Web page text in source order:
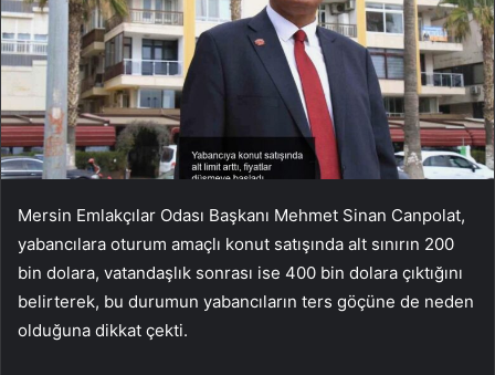
Mersin Emlakçılar Odası Başkanı Mehmet Sinan Canpolat,
yabancılara oturum amaçlı konut satışında alt sınırın 200
bin dolara, vatandaşlık sonrası ise 400 bin dolara çıktığını
belirterek, bu durumun yabancıların ters göçüne de neden
olduğuna dikkat çekti.